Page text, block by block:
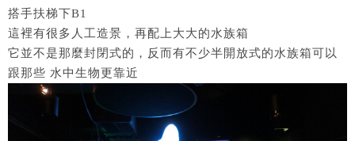
搭手扶梯下B1
這裡有很多人工造景，再配上大大的水族箱
它並不是那麼封閉式的，反而有不少半開放式的水族箱可以
跟那些 水中生物更靠近